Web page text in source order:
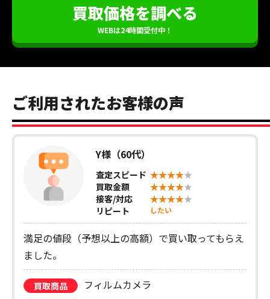
買取価格を調べる
WEBは24時間受付中！
ご利用されたお客様の声
Y様（60代）
査定スピード
買取金額
接客/対応
リピート
したい
満足の値段（予想以上の高額）で買い取ってもらえ
ました。
買取商品 フィルムカメラ